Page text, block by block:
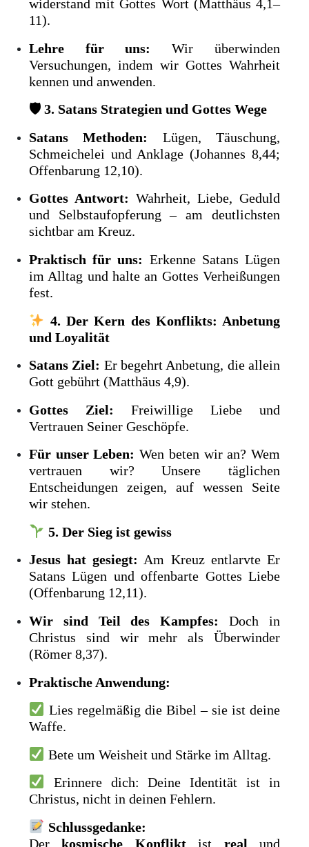
widerstand mit Gottes Wort (Matthäus 4,1–
11).
Lehre für uns:
Wir überwinden
Versuchungen, indem wir Gottes Wahrheit
kennen und anwenden.
🛡 3. Satans Strategien und Gottes Wege
Satans Methoden:
Lügen, Täuschung,
Schmeichelei und Anklage (Johannes 8,44;
Offenbarung 12,10).
Gottes Antwort: Wahrheit, Liebe, Geduld
und Selbstaufopferung – am deutlichsten
sichtbar am Kreuz.
Praktisch für uns: Erkenne Satans Lügen
im Alltag und halte an Gottes Verheißungen
fest.
4. Der Kern des Konflikts: Anbetung
und Loyalität
Satans Ziel: Er begehrt Anbetung, die allein
Gott gebührt (Matthäus 4,9).
Gottes Ziel: Freiwillige Liebe und
Vertrauen Seiner Geschöpfe.
Für unser Leben: Wen beten wir an? Wem
vertrauen wir? Unsere täglichen
Entscheidungen zeigen, auf wessen Seite
wir stehen.
5. Der Sieg ist gewiss
Jesus hat gesiegt: Am Kreuz entlarvte Er
Satans Lügen und offenbarte Gottes Liebe
(Offenbarung 12,11).
Wir sind Teil des Kampfes:
Doch in
Christus sind wir mehr als Überwinder
(Römer 8,37).
Praktische Anwendung:
Lies regelmäßig die Bibel – sie ist deine
Waffe.
Bete um Weisheit und Stärke im Alltag.
Erinnere dich: Deine Identität ist in
Christus, nicht in deinen Fehlern.
Schlussgedanke:
Derkosmische Konfliktist real und